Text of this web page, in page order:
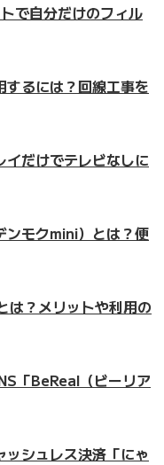
で自分だけのフィル
するには？回線工事を
イだけでテレビなしに
ンモクmini）とは？便
は？メリットや利用の
「BeReal（ビーリア
シュレス決済「にゃ